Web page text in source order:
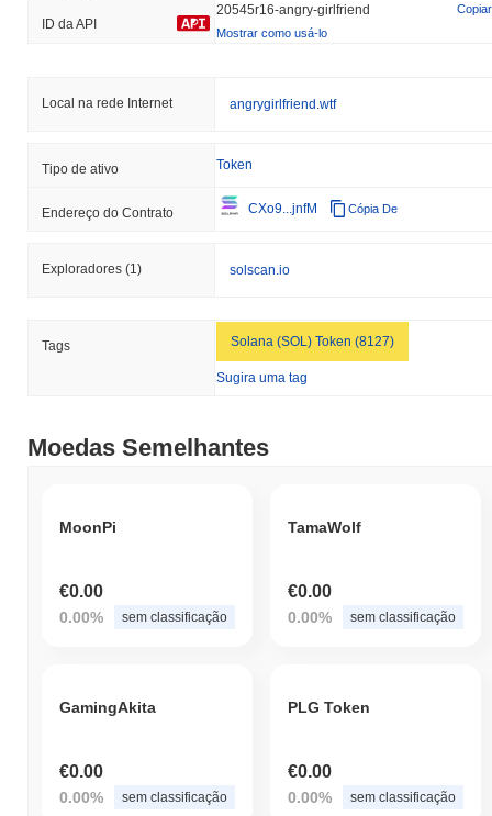
ID da API
20545r16-angry-girlfriend
Copiar
Mostrar como usá-lo
Local na rede Internet angrygirlfriend.wtf
Tipo de ativo Token
Endereço do Contrato CXo9...jnfM Cópia De
Exploradores (1) solscan.io
Tags Solana (SOL) Token (8127)
Sugira uma tag
Moedas Semelhantes
MoonPi
€0.00
0.00% sem classificação
TamaWolf
€0.00
0.00% sem classificação
GamingAkita
€0.00
0.00% sem classificação
PLG Token
€0.00
0.00% sem classificação